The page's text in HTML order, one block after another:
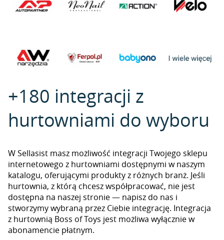
+180 integracji z
hurtowniami do wyboru
W Sellasist masz możliwość integracji Twojego sklepu
internetowego z hurtowniami dostępnymi w naszym
katalogu, oferującymi produkty z różnych branż. Jeśli
hurtownia, z którą chcesz współpracować, nie jest
dostępna na naszej stronie — napisz do nas i
stworzymy wybraną przez Ciebie integrację. Integracja
z hurtownią Boss of Toys jest możliwa wyłącznie w
abonamencie płatnym.